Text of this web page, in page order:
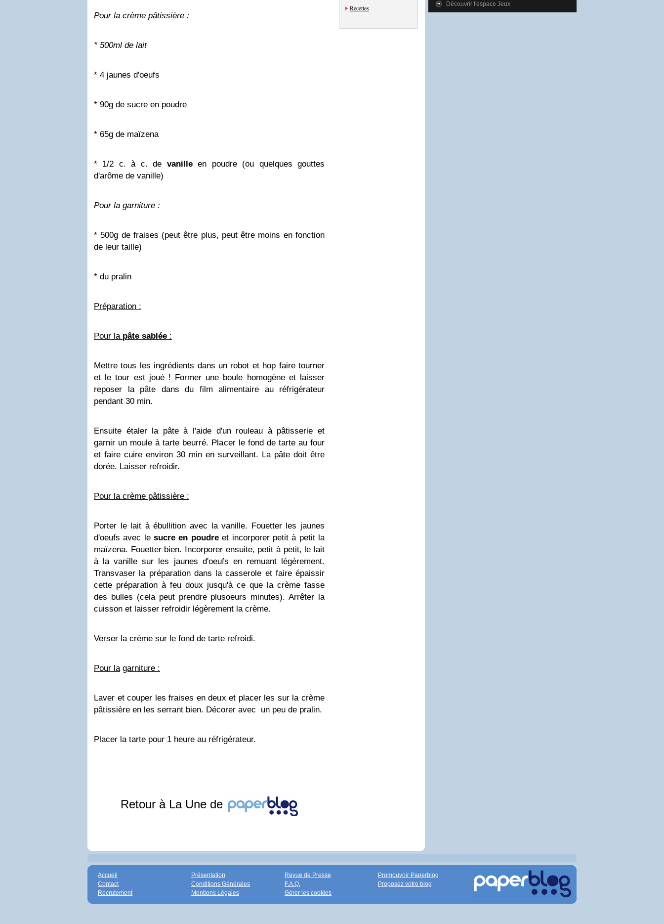
Pour la crème pâtissière :
* 500ml de lait
* 4 jaunes d'oeufs
* 90g de sucre en poudre
* 65g de maïzena
* 1/2 c. à c. de vanilleen poudre (ou quelques gouttes
d'arôme de vanille)
Pour la garniture :
* 500g de fraises (peut être plus, peut être moins en fonction
de leur taille)
* du pralin
Préparation :
Pour la pâte sablée :
Mettre tous les ingrédients dans un robot et hop faire tourner
et le tour est joué ! Former une boule homogène et laisser
reposer la pâte dans du film alimentaire au réfrigérateur
pendant 30 min.
Ensuite étaler la pâte à l'aide d'un rouleau à pâtisserie et
garnir un moule à tarte beurré. Placer le fond de tarte au four
et faire cuire environ 30 min en surveillant. La pâte doit être
dorée. Laisser refroidir.
Pour la crème pâtissière :
Porter le lait à ébullition avec la vanille. Fouetter les jaunes
d'oeufs avec lesucre en poudreet incorporer petit à petit la
maïzena. Fouetter bien. Incorporer ensuite, petit à petit, le lait
à la vanille sur les jaunes d'oeufs en remuant légèrement.
Transvaser la préparation dans la casserole et faire épaissir
cette préparation à feu doux jusqu'à ce que la crème fasse
des bulles (cela peut prendre plusoeurs minutes). Arrêter la
cuisson et laisser refroidir légèrement la crème.
Verser la crème sur le fond de tarte refroidi.
Pour la garniture :
Laver et couper les fraises en deux et placer les sur la crème
pâtissière en les serrant bien. Décorer avec un peu de pralin.
Placer la tarte pour 1 heure au réfrigérateur.
Retour à La Une de
Recettes
Découvrir l'espace Jeux
Accueil
Contact
Recrutement
Présentation
Conditions Générales
Mentions Légales
Revue de Presse
F.A.Q.
Gérer les cookies
Promouvoir Paperblog
Proposez votre blog